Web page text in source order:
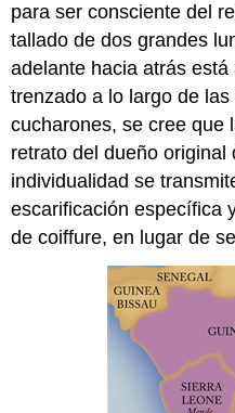
para ser consciente del
tallado de dos grandes
adelante hacia atrás
trenzado a lo largo de
cucharones, se cree que
retrato del dueño original
individualidad se
escarificación específica
de coiffure, en lugar de